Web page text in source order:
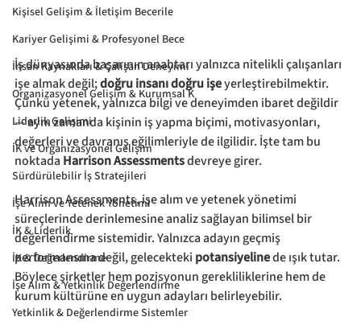
Kişisel Gelişim & İletişim Becerile
Kariyer Gelişimi & Profesyonel Bece
İnsan Kaynakları & Çalışan Deneyimi
Organizasyonel Gelişim & Kurumsal K
Liderlik Gelişimi
İK ve Organizasyonel Gelişim
Sürdürülebilir İş Stratejileri
İşe Alım ve Yetenek Yönetimi
İK & Liderlik
İK & Değerlendirme
İşe Alım & Yetkinlik Değerlendirme
Yetkinlik & Değerlendirme Sistemler
İş dünyasında başarının anahtarı yalnızca nitelikli çalışanları
işe almak değil; doğru insanı doğru işe yerleştirebilmektir.
Çünkü yetenek, yalnızca bilgi ve deneyimden ibaret değildir
— aynı zamanda kişinin iş yapma biçimi, motivasyonları,
değerleri ve davranış eğilimleriyle de ilgilidir. İşte tam bu
noktada Harrison Assessments devreye girer.
Harrison Assessments, işe alım ve yetenek yönetimi
süreçlerinde derinlemesine analiz sağlayan bilimsel bir
değerlendirme sistemidir. Yalnızca adayın geçmiş
performansına değil, gelecekteki potansiyeline de ışık tutar.
Böylece şirketler hem pozisyonun gerekliliklerine hem de
kurum kültürüne en uygun adayları belirleyebilir.